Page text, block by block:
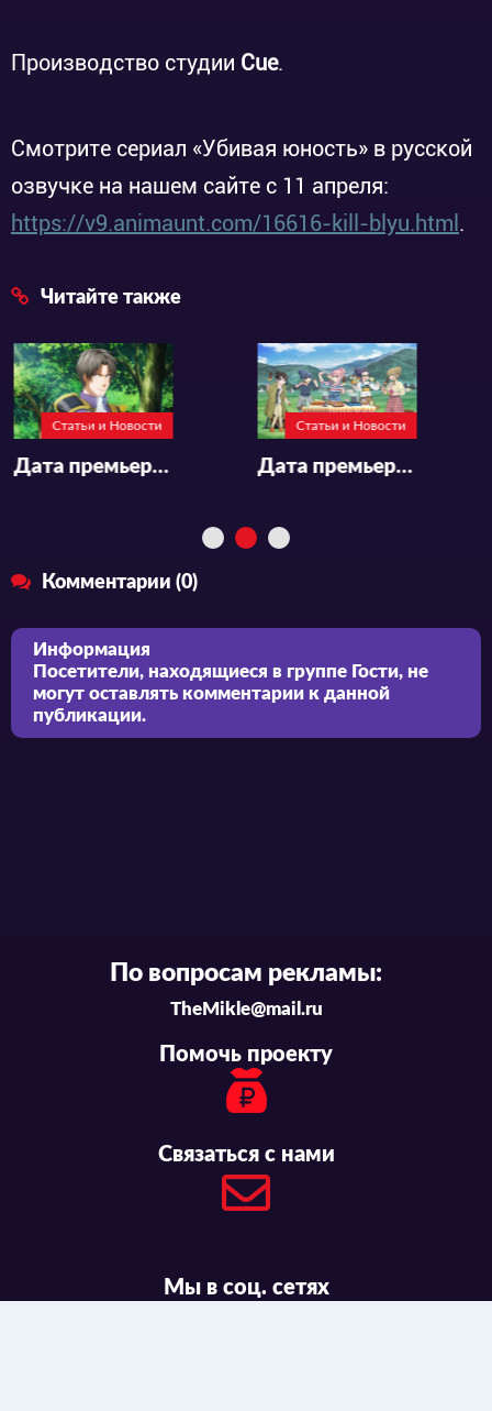
Производство студии Cue.
Смотрите сериал «Убивая юность» в русской
озвучке на нашем сайте с 11 апреля:
https://v9.animaunt.com/16616-kill-blyu.html .
Читайте также
Статьи и Новости
Дата премьеры и дизайн персонажей аниме «Touken Ranbu Kai -Kyoden Moyuru Honnouji-»
Статьи и Новости
Дата премьеры и подробности аниме «Лагерь на свежем воздухе 3»
Комментарии (0)
Информация
Посетители, находящиеся в группе Гости, не
могут оставлять комментарии к данной
публикации.
По вопросам рекламы:
TheMikle@mail.ru
Помочь проекту
Связаться с нами
Мы в соц. сетях